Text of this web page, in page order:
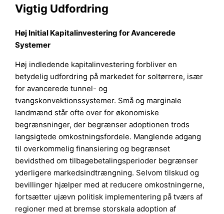
Vigtig Udfordring
Høj Initial Kapitalinvestering for Avancerede
Systemer
Høj indledende kapitalinvestering forbliver en
betydelig udfordring på markedet for soltørrere, især
for avancerede tunnel- og
tvangskonvektionssystemer. Små og marginale
landmænd står ofte over for økonomiske
begrænsninger, der begrænser adoptionen trods
langsigtede omkostningsfordele. Manglende adgang
til overkommelig finansiering og begrænset
bevidsthed om tilbagebetalingsperioder begrænser
yderligere markedsindtrængning. Selvom tilskud og
bevillinger hjælper med at reducere omkostningerne,
fortsætter ujævn politisk implementering på tværs af
regioner med at bremse storskala adoption af